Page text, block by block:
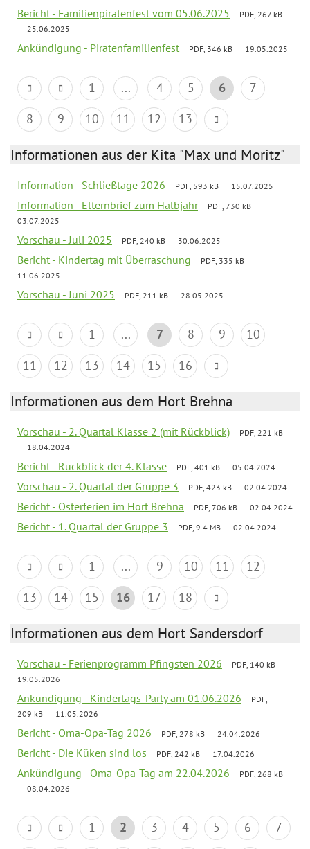
Bericht - Familienpiratenfest vom 05.06.2025
PDF, 267 kB
25.06.2025
Ankündigung - Piratenfamilienfest PDF, 346 kB 19.05.2025
1 ... 4 5 6
7
8
9 10 11 12 13
Informationen aus der Kita "Max und Moritz"
Information - Schließtage 2026 PDF, 593 kB 15.07.2025
Information - Elternbrief zum Halbjahr
PDF, 730 kB
03.07.2025
Vorschau - Juli 2025 PDF, 240 kB 30.06.2025
Bericht - Kindertag mit Überraschung
PDF, 335 kB
11.06.2025
Vorschau - Juni 2025 PDF, 211 kB 28.05.2025
1 ... 7 8 9
10
11
12 13 14 15 16
Informationen aus dem Hort Brehna
Vorschau - 2. Quartal Klasse 2 (mit Rückblick)
PDF, 221 kB
18.04.2024
Bericht - Rückblick der 4. Klasse PDF, 401 kB 05.04.2024
Vorschau - 2. Quartal der Gruppe 3 PDF, 423 kB 02.04.2024
Bericht - Osterferien im Hort Brehna PDF, 706 kB 02.04.2024
Bericht - 1. Quartal der Gruppe 3 PDF, 9.4 MB 02.04.2024
1 ... 9 10 11
12
13
14 15 16 17 18
Informationen aus dem Hort Sandersdorf
Vorschau - Ferienprogramm Pfingsten 2026
PDF, 140 kB
19.05.2026
Ankündigung - Kindertags-Party am 01.06.2026
PDF,
209 kB
11.05.2026
Bericht - Oma-Opa-Tag 2026 PDF, 278 kB 24.04.2026
Bericht - Die Küken sind los PDF, 242 kB 17.04.2026
Ankündigung - Oma-Opa-Tag am 22.04.2026
PDF, 268 kB
08.04.2026
1 2 3 4 5 6
7